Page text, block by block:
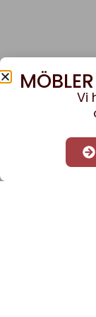
Vi